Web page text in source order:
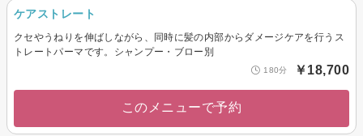
ケアストレート
クセやうねりを伸ばしながら、同時に髪の内部からダメージケアを行うス
トレートパーマです。シャンプー・ブロー別
180分 ￥18,700
このメニューで予約